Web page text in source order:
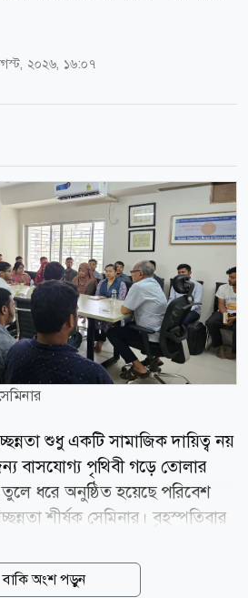
২০২৬, ১৬:০৭
শুধু একটি সামাজিক দায়িত্ব নয়
বাসযোগ্য পৃথিবী গড়ে তোলার
ধরে অনুষ্ঠিত হয়েছে পরিবেশ
শীর্ষক সেমিনার। বৃহস্পতিবার
বসুন্ধরা শুভসংঘের পরিচালক
বাকি অংশ পড়ুন